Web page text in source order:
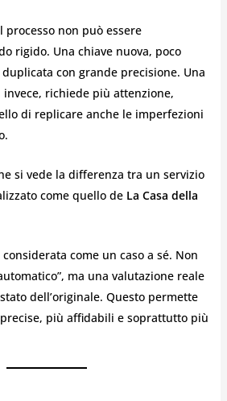
non può essere
rigido. Una chiave nuova, poco
con grande precisione. Una
richiede più attenzione,
di replicare anche le imperfezioni
si vede la differenza tra un servizio
come quello de La Casa della
come un caso a sé. Non
ma una valutazione reale
dell’originale. Questo permette
più affidabili e soprattutto più